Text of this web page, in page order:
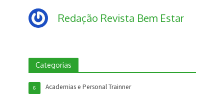
Redação Revista Bem Estar
Categorias
Academias e Personal Trainner
6